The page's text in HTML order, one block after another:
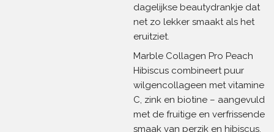
dagelijkse beautydrankje dat
net zo lekker smaakt als het
eruitziet.
Marble Collagen Pro Peach
Hibiscus combineert puur
wilgencollageen met vitamine
C, zink en biotine – aangevuld
met de fruitige en verfrissende
smaak van perzik en hibiscus.